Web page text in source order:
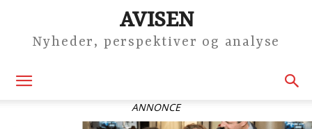
AVISEN
Nyheder, perspektiver og analyse
ANNONCE